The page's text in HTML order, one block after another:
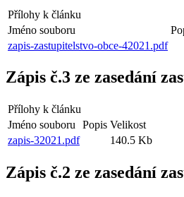
Přílohy k článku
Jméno souboru
zapis-zastupitelstvo-obce-42021.pdf
Zápis č.3 ze zasedání
Přílohy k článku
Jméno souboru
Popis Velikost
zapis-32021.pdf
140.5 Kb
Zápis č.2 ze zasedání